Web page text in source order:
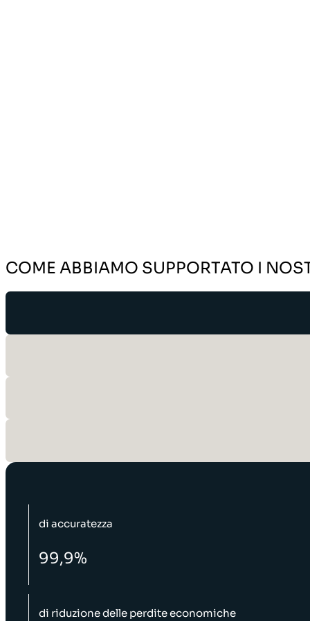
COME ABBIAMO SUPPORTATO I
di accuratezza
99,9%
di riduzione delle perdite economiche